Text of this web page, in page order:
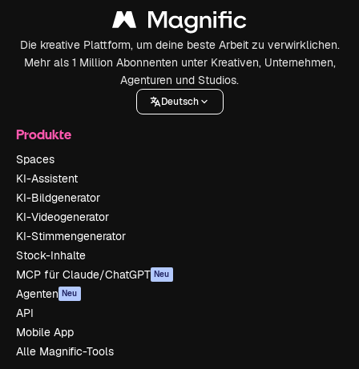
Die kreative Plattform, um deine beste Arbeit zu verwirklichen.
Mehr als 1 Million Abonnenten unter Kreativen, Unternehmen,
Agenturen und Studios.
Deutsch
Produkte
Spaces
KI-Assistent
KI-Bildgenerator
KI-Videogenerator
KI-Stimmengenerator
Stock-Inhalte
MCP für Claude/ChatGPT Neu
Agenten Neu
API
Mobile App
Alle Magnific-Tools